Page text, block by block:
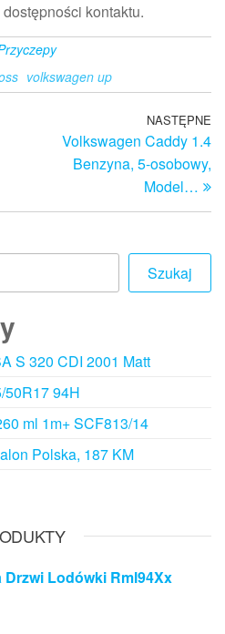
kontaktu.
volkswagen up
NASTĘPNE
Volkswagen Caddy 1.4
Benzyna, 5-osobowy,
Model…
Szukaj
S 320 CDI 2001 Matt
50R17 94H
ml 1m+ SCF813/14
Polska, 187 KM
Drzwi Lodówki Rml94Xx